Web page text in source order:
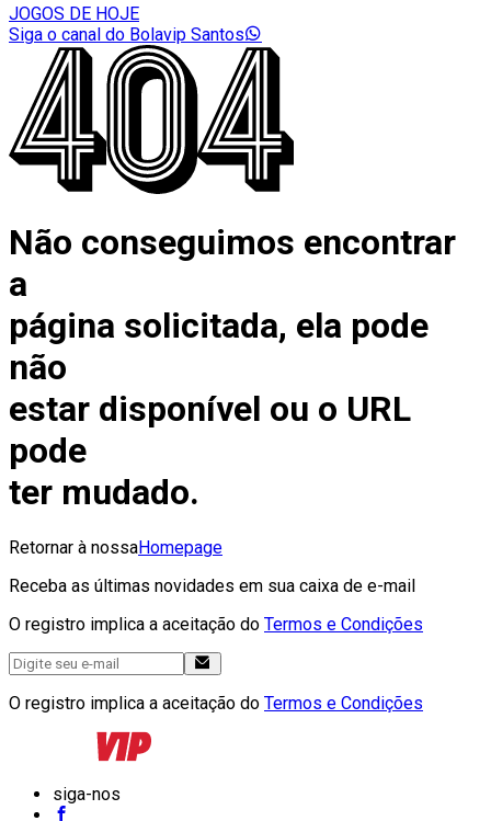
JOGOS DE HOJE
Siga o canal do Bolavip Santos
Não conseguimos encontrar
a
página solicitada, ela pode
não
estar disponível ou o URL
pode
ter mudado.
Retornar à nossaHomepage
Receba as últimas novidades em sua caixa de e-mail
O registro implica a aceitação do Termos e Condições
O registro implica a aceitação do Termos e Condições
siga-nos